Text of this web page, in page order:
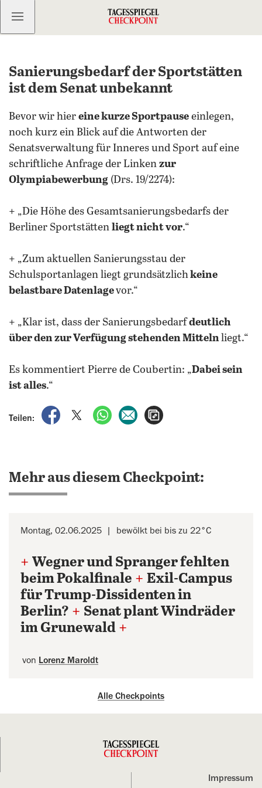
Kostenlos anmelden
Sanierungsbedarf der Sportstätten
ist dem Senat unbekannt
Bevor wir hier eine kurze Sportpause einlegen,
noch kurz ein Blick auf die Antworten der
Senatsverwaltung für Inneres und Sport auf eine
schriftliche Anfrage der Linken zur
Olympiabewerbung (Drs. 19/2274):
+ „Die Höhe des Gesamtsanierungsbedarfs der
Berliner Sportstätten liegt nicht vor.“
+ „Zum aktuellen Sanierungsstau der
Schulsportanlagen liegt grundsätzlichkeine
belastbare Datenlagevor.“
+ „Klar ist, dass der Sanierungsbedarfdeutlich
über den zur Verfügung stehenden Mittelnliegt.“
Es kommentiert Pierre de Coubertin: „Dabei sein
ist alles.“
Teilen:
auf Facebook teilen
auf X teilenper WhatsApp teilen
per E-Mail teilen
Mehr aus diesem Checkpoint:
Montag, 02.06.2025 bewölkt bei bis zu 22°C
+ Wegner und Spranger fehlten
beim Pokalfinale + Exil-Campus
für Trump-Dissidenten in
Berlin? + Senat plant Windräder
im Grunewald +
von Lorenz Maroldt
Alle Checkpoints
Impressum